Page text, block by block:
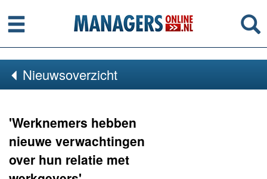
Menu
Nieuwsoverzicht
'Werknemers hebben
nieuwe verwachtingen
over hun relatie met